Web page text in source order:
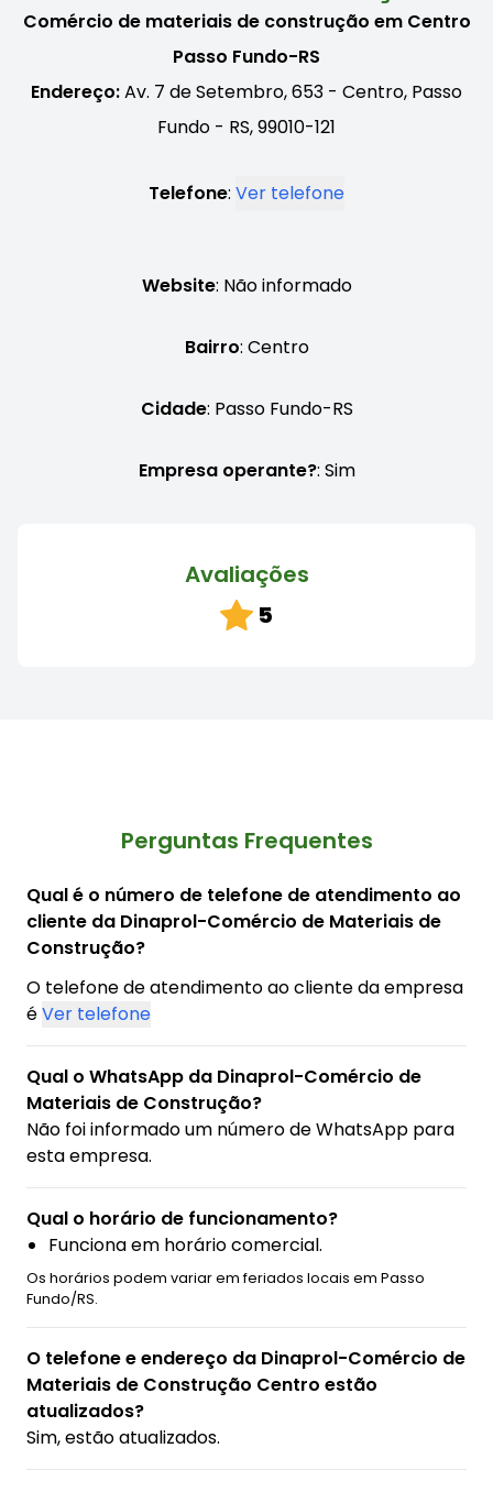
Comércio de materiais de construção em Centro
Passo Fundo-RS
Endereço:Av. 7 de Setembro, 653 - Centro, Passo
Fundo - RS, 99010-121
Telefone: Ver telefone
Website: Não informado
Bairro: Centro
Cidade: Passo Fundo-RS
Empresa operante?: Sim
Avaliações
5
Perguntas Frequentes
Qual é o número de telefone de atendimento ao
cliente da Dinaprol-Comércio de Materiais de
Construção?
O telefone de atendimento ao cliente da empresa
éVer telefone
Qual o WhatsApp da Dinaprol-Comércio de
Materiais de Construção?
Não foi informado um número de WhatsApp para
esta empresa.
Qual o horário de funcionamento?
Funciona em horário comercial.
Os horários podem variar em feriados locais em Passo
Fundo/RS.
O telefone e endereço da Dinaprol-Comércio de
Materiais de Construção Centro estão
atualizados?
Sim, estão atualizados.